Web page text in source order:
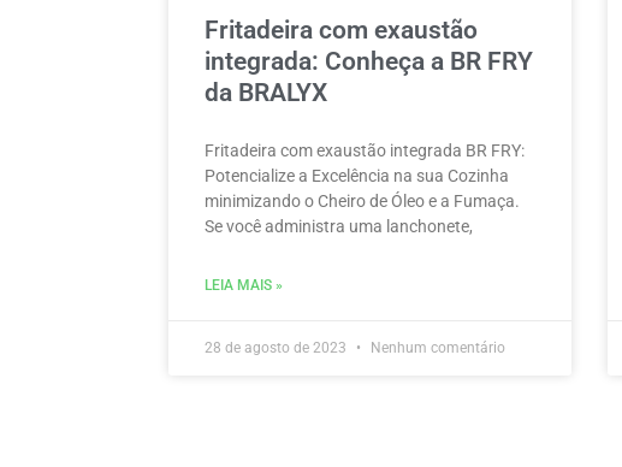
Fritadeira com exaustão
integrada: Conheça a BR FRY
da BRALYX
Fritadeira com exaustão integrada BR FRY:
Potencialize a Excelência na sua Cozinha
minimizando o Cheiro de Óleo e a Fumaça.
Se você administra uma lanchonete,
LEIA MAIS »
28 de agosto de 2023 Nenhum comentário